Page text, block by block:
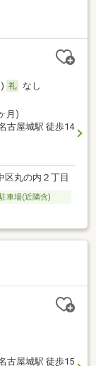
なし
月)
古屋城駅 徒歩14
区丸の内２丁目
車場(近隣含)
古屋城駅 徒歩15